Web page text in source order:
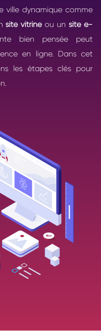
ville dynamique comme
site vitrineou un site e-
bien pensée peut
en ligne. Dans cet
les étapes clés pour